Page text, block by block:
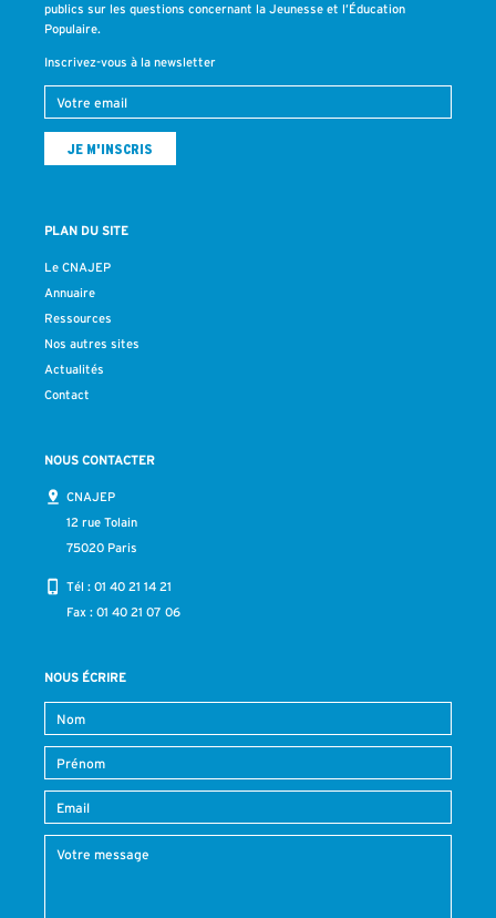
publics sur les questions concernant la Jeunesse et l’Éducation
Populaire.
Inscrivez-vous à la newsletter
PLAN DU SITE
Le CNAJEP
Annuaire
Ressources
Nos autres sites
Actualités
Contact
NOUS CONTACTER
CNAJEP
12 rue Tolain
75020 Paris
Tél : 01 40 21 14 21
Fax : 01 40 21 07 06
NOUS ÉCRIRE